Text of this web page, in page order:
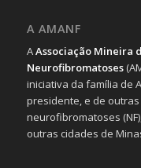
A AMANF
AAssociação Mineira
Neurofibromatoses
iniciativa da família de
presidente, e de
neurofibromatoses
outras cidades de